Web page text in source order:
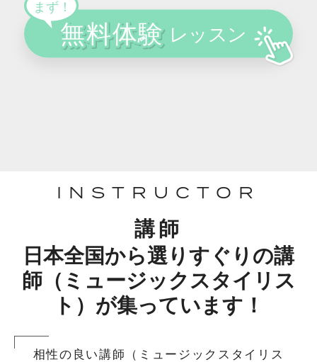
INSTRUCTOR
講師
日本全国から選りすぐりの講
師（ミュージックスタイリス
ト）が集っています！
相性の良い講師（ミュージックスタイリス